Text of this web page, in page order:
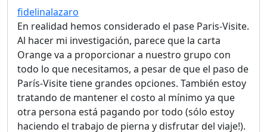
fidelinalazaro
En realidad hemos considerado el pase Paris-Visite.
Al hacer mi investigación, parece que la carta
Orange va a proporcionar a nuestro grupo con
todo lo que necesitamos, a pesar de que el paso de
París-Visite tiene grandes opciones. También estoy
tratando de mantener el costo al mínimo ya que
otra persona está pagando por todo (sólo estoy
haciendo el trabajo de pierna y disfrutar del viaje!).